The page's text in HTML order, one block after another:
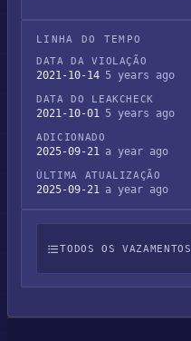
LINHA DO TEMPO
DATA DA VIOLAÇÃO
2021-10-14 5 years ago
DATA DO LEAKCHECK
2021-10-01 5 years ago
ADICIONADO
2025-09-21 a year ago
ÚLTIMA ATUALIZAÇÃO
2025-09-21 a year ago
TODOS OS VAZAMENTOS